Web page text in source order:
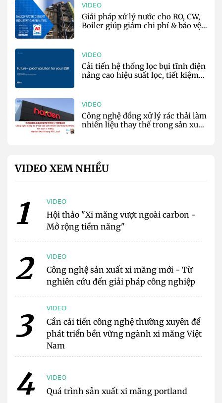
VIDEO
Giải pháp xử lý nước cho RO, CW,
Boiler giúp giảm chi phí & bảo vệ
VIDEO
Cải tiến hệ thống lọc bụi tĩnh điện
nâng cao hiệu suất lọc, tiết kiệm
VIDEO
Công nghệ đồng xử lý rác thải làm
nhiên liệu thay thế trong sản xuất
VIDEO XEM NHIỀU
1 VIDEO
Hội thảo "Xi măng vượt ngoài carbon -
Mở rộng tiềm năng"
2 VIDEO
Công nghệ sản xuất xi măng mới - Từ
nghiên cứu đến giải pháp công nghiệp
3 VIDEO
Cần cải tiến công nghệ thường xuyên để
phát triển bền vững ngành xi măng Việt
Nam
4 VIDEO
Quá trình sản xuất xi măng portland